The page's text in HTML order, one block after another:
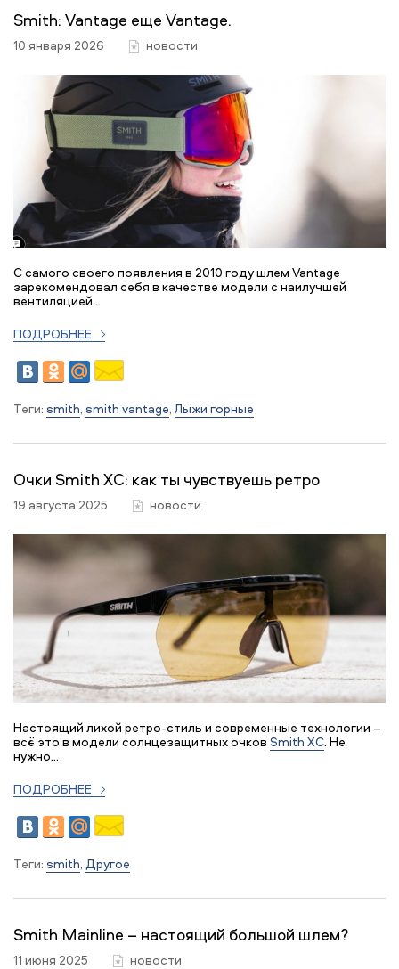
Smith: Vantage еще Vantage.
10 января 2026 новости
С самого своего появления в 2010 году шлем Vantage
зарекомендовал себя в качестве модели с наилучшей
вентиляцией...
ПОДРОБНЕЕ
Теги: smith, smith vantage, Лыжи горные
Очки Smith XC: как ты чувствуешь ретро
19 августа 2025 новости
Настоящий лихой ретро-стиль и современные технологии –
всё это в модели солнцезащитных очков Smith XC. Не
нужно...
ПОДРОБНЕЕ
Теги: smith, Другое
Smith Mainline – настоящий большой шлем?
11 июня 2025 новости